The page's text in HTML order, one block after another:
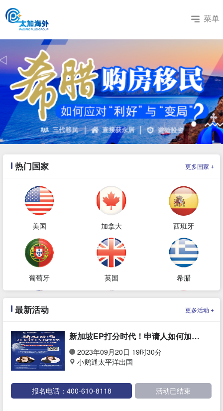
菜单
热门国家 更多国家+
美国 加拿大 西班牙
葡萄牙 英国 希腊
澳大利亚
新加坡 韩国 泰国
最新活动 更多活动+
新加坡EP打分时代！申请人如何加分&快速获批？
2023年09月20日 19时30分
小鹅通太平洋出国
报名电话：400-610-8118 活动已结束